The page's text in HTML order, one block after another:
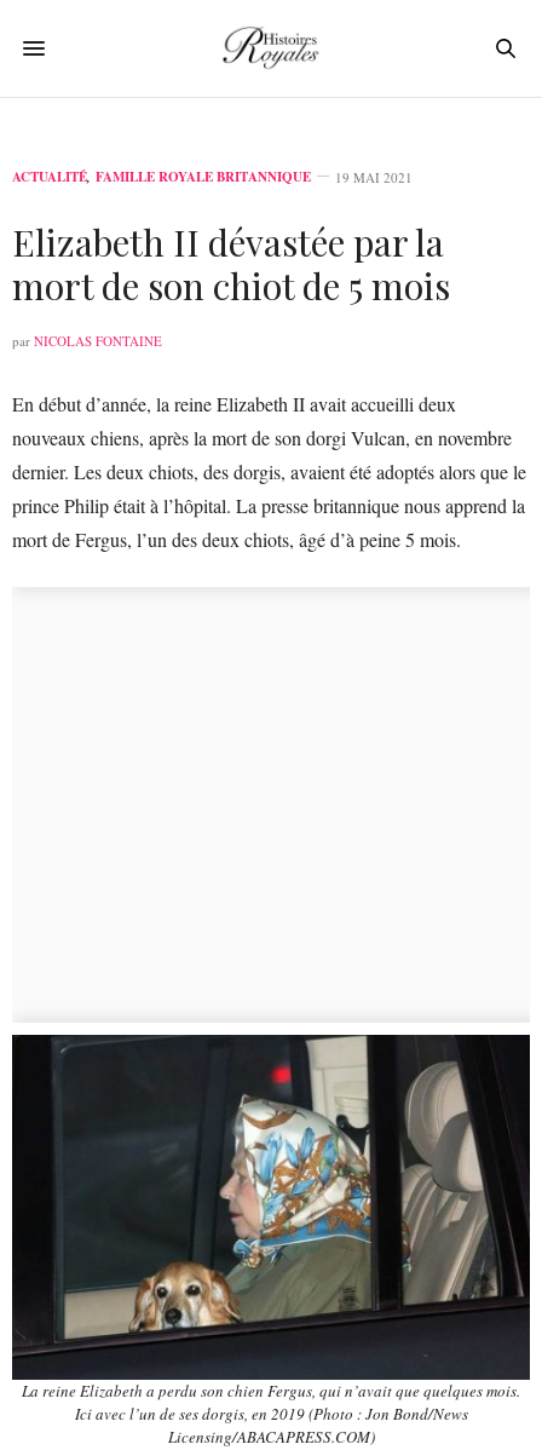
ACTUALITÉ, FAMILLE ROYALE BRITANNIQUE 19 MAI 2021
Elizabeth II dévastée par la
mort de son chiot de 5 mois
par NICOLAS FONTAINE
En début d’année, la reine Elizabeth II avait accueilli deux
nouveaux chiens, après la mort de son dorgi Vulcan, en novembre
dernier. Les deux chiots, des dorgis, avaient été adoptés alors que le
prince Philip était à l’hôpital. La presse britannique nous apprend la
mort de Fergus, l’un des deux chiots, âgé d’à peine 5 mois.
La reine Elizabeth a perdu son chien Fergus, qui n’avait que quelques mois.
Ici avec l’un de ses dorgis, en 2019 (Photo : Jon Bond/News
Licensing/ABACAPRESS.COM)